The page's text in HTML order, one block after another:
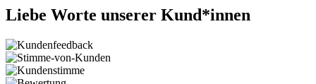
Liebe Worte unserer Kund*innen